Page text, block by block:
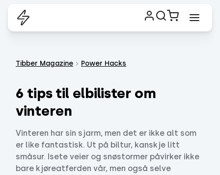
Tibber Magazine Power Hacks
6 tips til elbilister om
vinteren
Vinteren har sin sjarm, men det er ikke alt som
er like fantastisk. Ut på biltur, kanskje litt
småsur. Isete veier og snøstormer påvirker ikke
bare kjøreatferden vår, men også selve